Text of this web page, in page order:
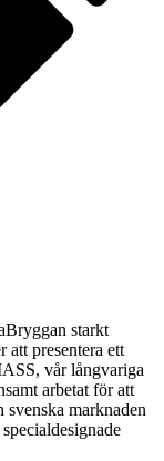
starkt
att presentera ett
vår långvariga
arbetat för att
marknaden